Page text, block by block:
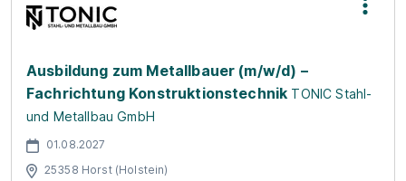
Ausbildung zum Metallbauer (m/w/d) –
Fachrichtung Konstruktionstechnik TONIC Stahl-
und Metallbau GmbH
01.08.2027
25358 Horst (Holstein)